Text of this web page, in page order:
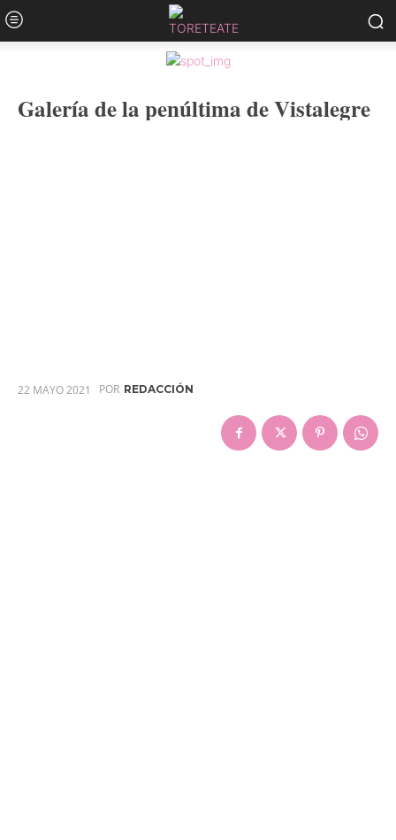
Galería de la penúltima de Vistalegre
22 MAYO 2021 POR REDACCIÓN